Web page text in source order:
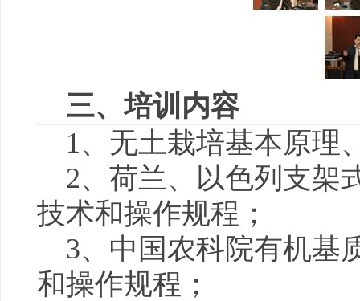
三、培训内容
1、无土栽培基本原理
2、荷兰、以色列支架
技术和操作规程；
3、中国农科院有机基
和操作规程；